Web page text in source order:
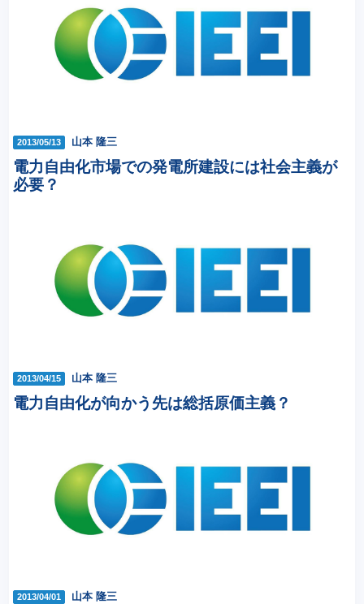
2013/05/13 山本 隆三
電力自由化市場での発電所建設には社会主義が
必要？
2013/04/15 山本 隆三
電力自由化が向かう先は総括原価主義？
2013/04/01 山本 隆三